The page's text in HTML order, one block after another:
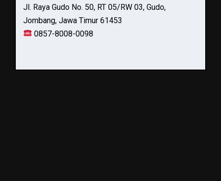
Jl. Raya Gudo No. 50, RT 05/RW 03, Gudo,
Jombang, Jawa Timur 61453
0857-8008-0098